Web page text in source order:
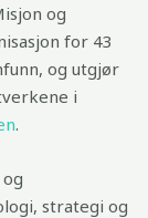
og
for 43
og utgjør
i
.
strategi og